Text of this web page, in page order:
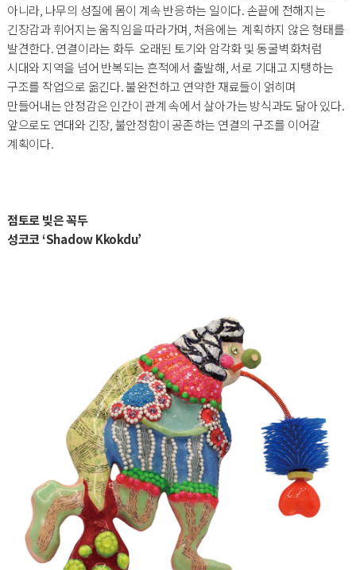
아니라, 나무의 성질에 몸이 계속 반응하는 일이다. 손끝에 전해지는
긴장감과 휘어지는 움직임을 따라가며, 처음에는 계획하지 않은 형태를
발견한다. 연결이라는 화두 오래된 토기와 암각화 및 동굴벽화처럼
시대와 지역을 넘어 반복되는 흔적에서 출발해, 서로 기대고 지탱하는
구조를 작업으로 옮긴다. 불완전하고 연약한 재료들이 얽히며
만들어내는 안정감은 인간이 관계 속에서 살아가는 방식과도 닮아 있다.
앞으로도 연대와 긴장, 불안정함이 공존하는 연결의 구조를 이어갈
계획이다.
점토로 빚은 꼭두
성코코 ‘Shadow Kkokdu’